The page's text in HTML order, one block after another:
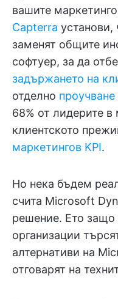
вашите
Capterra установи,
заменят общите
софтуер, за да
задържането на
отделно
68% от лидерите в
клиентското
маркетингов KPI.
Но нека бъдем
счита Microsoft
решение. Ето защо
организации
алтернативи на
отговарят на